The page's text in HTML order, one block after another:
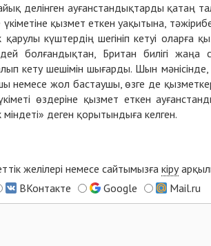
делінген ауғанстандықтарды қатаң
үкіметіне қызмет еткен уақытына,
күштердің шегініп кетуі оларға
болғандықтан, Британ билігі
кету шешімін шығарды. Шын
немесе жол бастаушы, өзге де
өздеріне қызмет еткен
деген қорытындыға келген.
желілері немесе сайтымызға кіру
ВКонтакте Google Mail.ru